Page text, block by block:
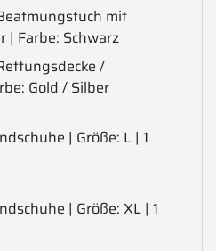
mit
| Farbe: Schwarz
/
Gold / Silber
| Größe: L | 1
| Größe: XL | 1